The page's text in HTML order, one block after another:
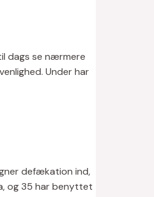
dags se nærmere
Under har
defækation ind,
og 35 har benyttet